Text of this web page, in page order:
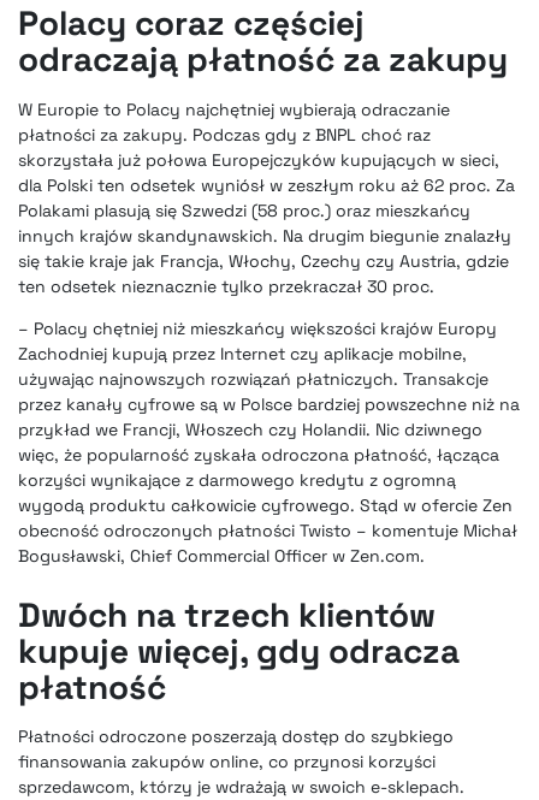
Polacy coraz częściej
odraczają płatność za zakupy
W Europie to Polacy najchętniej wybierają odraczanie
płatności za zakupy. Podczas gdy z BNPL choć raz
skorzystała już połowa Europejczyków kupujących w sieci,
dla Polski ten odsetek wyniósł w zeszłym roku aż 62 proc. Za
Polakami plasują się Szwedzi (58 proc.) oraz mieszkańcy
innych krajów skandynawskich. Na drugim biegunie znalazły
się takie kraje jak Francja, Włochy, Czechy czy Austria, gdzie
ten odsetek nieznacznie tylko przekraczał 30 proc.
– Polacy chętniej niż mieszkańcy większości krajów Europy
Zachodniej kupują przez Internet czy aplikacje mobilne,
używając najnowszych rozwiązań płatniczych. Transakcje
przez kanały cyfrowe są w Polsce bardziej powszechne niż na
przykład we Francji, Włoszech czy Holandii. Nic dziwnego
więc, że popularność zyskała odroczona płatność, łącząca
korzyści wynikające z darmowego kredytu z ogromną
wygodą produktu całkowicie cyfrowego. Stąd w ofercie Zen
obecność odroczonych płatności Twisto – komentuje Michał
Bogusławski, Chief Commercial Officer w Zen.com.
Dwóch na trzech klientów
kupuje więcej, gdy odracza
płatność
Płatności odroczone poszerzają dostęp do szybkiego
finansowania zakupów online, co przynosi korzyści
sprzedawcom, którzy je wdrażają w swoich e-sklepach.